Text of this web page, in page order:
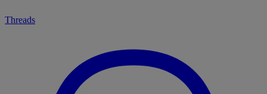
Threads